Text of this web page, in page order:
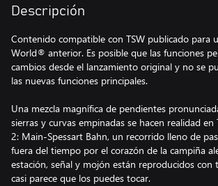
Descripción
Contenido compatible con TSW publicado para
World® anterior. Es posible que las funciones
cambios desde el lanzamiento original y no se
las nuevas funciones principales.
Una mezcla magnífica de pendientes
sierras y curvas empinadas se hacen realidad
2: Main-Spessart Bahn, un recorrido lleno de
fuera del tiempo por el corazón de la campiña
estación, señal y mojón están reproducidos con
casi parece que los puedes tocar.